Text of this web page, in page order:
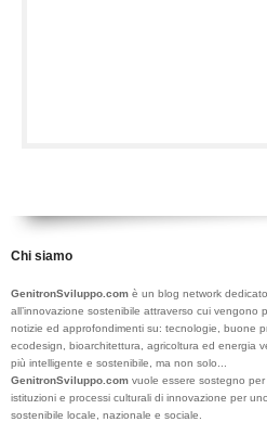
Chi siamo
GenitronSviluppo.com è un blog network dedicato
all’innovazione sostenibile attraverso cui vengono
notizie ed approfondimenti su: tecnologie, buone
ecodesign, bioarchitettura, agricoltura ed energia
più intelligente e sostenibile, ma non solo...
GenitronSviluppo.com vuole essere sostegno per
istituzioni e processi culturali di innovazione per
sostenibile locale, nazionale e sociale.